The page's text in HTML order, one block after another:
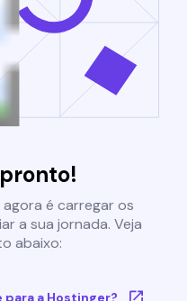
é carregar os
a sua jornada. Veja
abaixo:
a Hostinger?